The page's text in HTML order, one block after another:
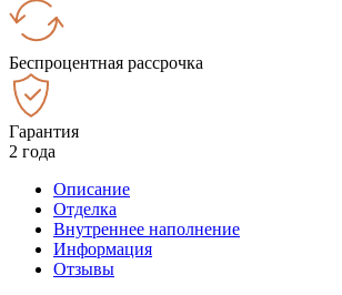
Беспроцентная рассрочка
Гарантия
2 года
Описание
Отделка
Внутреннее наполнение
Информация
Отзывы